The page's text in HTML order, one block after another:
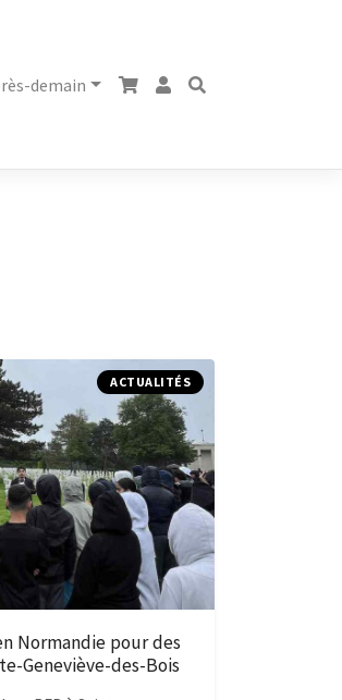
demain
ACTUALITÉS
Normandie pour des
Geneviève-des-Bois